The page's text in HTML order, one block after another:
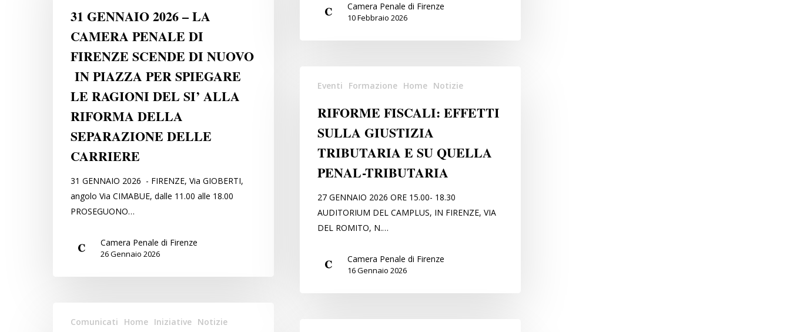
CARRIERE
RAGIONI
DELLA
SEPARAZIONE
CARRIERE
Camera Penale di Firenze
10 Febbraio 2026
CAMERA
PENALE
FIRENZE
SCENDE
PIAZZA
SPIEGARE
RAGIONI
RIFORMA
DELLE
31 GENNAIO 2026 – LA
CAMERA PENALE DI
FIRENZE SCENDE DI NUOVO
IN PIAZZA PER SPIEGARE
LE RAGIONI DEL SI’ ALLA
RIFORMA DELLA
SEPARAZIONE DELLE
CARRIERE
31 GENNAIO 2026 - FIRENZE, Via GIOBERTI,
angolo Via CIMABUE, dalle 11.00 alle 18.00
PROSEGUONO…
Camera Penale di Firenze
26 Gennaio 2026
FISCALI:
SULLA
GIUSTIZIA
TRIBUTARIA
QUELLA
PENAL-
TRIBUTARIA
Eventi Formazione Home Notizie
RIFORME FISCALI: EFFETTI
SULLA GIUSTIZIA
TRIBUTARIA E SU QUELLA
PENAL-TRIBUTARIA
27 GENNAIO 2026 ORE 15.00- 18.30
AUDITORIUM DEL CAMPLUS, IN FIRENZE, VIA
DEL ROMITO, N.…
Camera Penale di Firenze
16 Gennaio 2026
DICEMBRE
Comunicati Home Iniziative Notizie